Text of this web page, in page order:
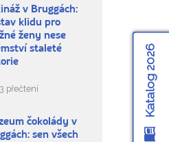
v Bruggách:
klidu pro
ženy nese
staleté
přečtení
čokolády v
sen všech
Katalog 2026